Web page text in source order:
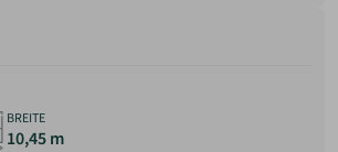
BREITE
10,45 m